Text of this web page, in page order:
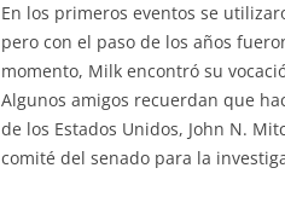
En los primeros eventos se
pero con el paso de los años
momento, Milk encontró su
Algunos amigos recuerdan que
de los Estados Unidos, John N.
comité del senado para la